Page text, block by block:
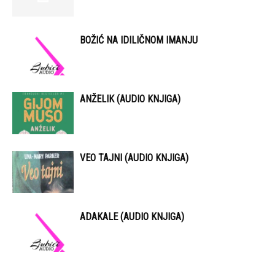
BOŽIĆ NA IDILIČNOM IMANJU
ANŽELIK (AUDIO KNJIGA)
VEO TAJNI (AUDIO KNJIGA)
ADAKALE (AUDIO KNJIGA)